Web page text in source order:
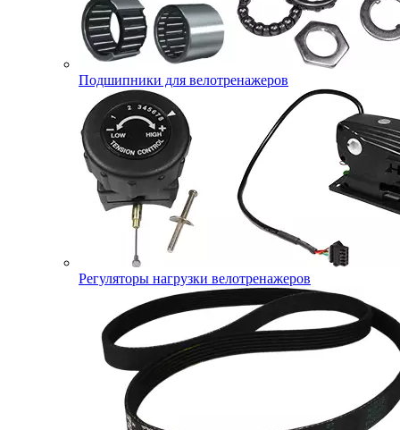
Подшипники для велотренажеров
Регуляторы нагрузки велотренажеров